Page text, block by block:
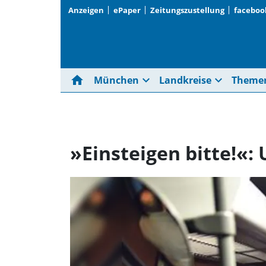
Anzeigen ePaper Zeitungszustellung
home München expand_more Landkreise expand_more
»Einsteigen bitte!«: